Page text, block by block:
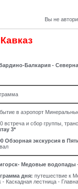
Вы не
Балкария -
в аэропорт
встреча и сбор группы,
3*
Обзорная экскурсия в
Медовые водопады
дня: путешествие к
- Каскадная лестница -